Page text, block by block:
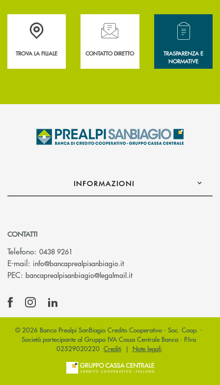
Accedi all' elenco completo delle filiali .
TROVA LA FILIALE
Hai bisogno di assistenza immediata?
CONTATTO DIRETTO
Hai bisogno di
TRASPARENZA E
NORMATIVE
INFORMAZIONI
CONTATTI
Telefono: 0438 9261
E-mail: info@bancaprealpisanbiagio.it(si apre l’app di posta
PEC: bancaprealpisanbiagio@legalmail.it(si apre l’app di posta
© 2026 Banca Prealpi SanBiagio Credito Cooperativo - Soc. Coop. -
Società partecipante al Gruppo IVA Cassa Centrale Banca · P.Iva
02529020220 Crediti| Note legali